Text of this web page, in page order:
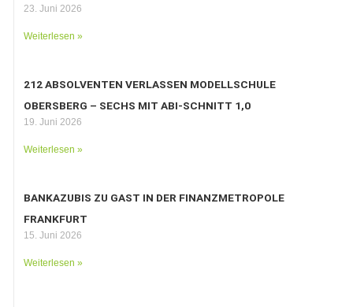
23. Juni 2026
Weiterlesen »
212 ABSOLVENTEN VERLASSEN MODELLSCHULE
OBERSBERG – SECHS MIT ABI-SCHNITT 1,0
19. Juni 2026
Weiterlesen »
BANKAZUBIS ZU GAST IN DER FINANZMETROPOLE
FRANKFURT
15. Juni 2026
Weiterlesen »